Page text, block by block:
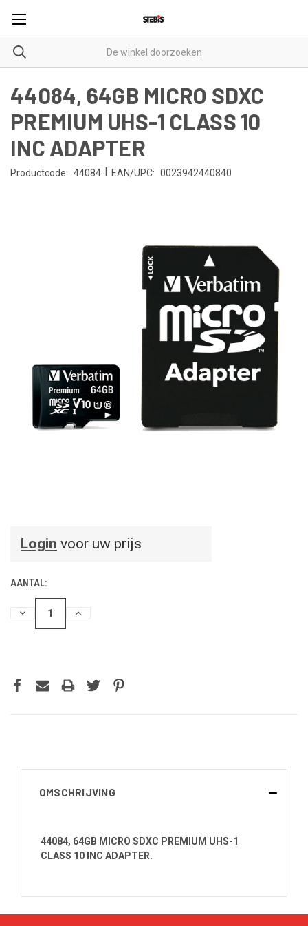
44084, 64GB MICRO SDXC
PREMIUM UHS-1 CLASS 10
INC ADAPTER
Productcode: 44084 EAN/UPC: 0023942440840
Login voor uw prijs
AANTAL:
HOEVEELHEIDHOEVEELHEID
OMSCHRIJVING
44084, 64GB MICRO SDXC PREMIUM UHS-1
CLASS 10 INC ADAPTER.